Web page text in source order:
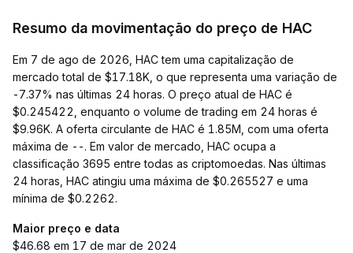
Resumo da movimentação do preço de HAC
Em 7 de ago de 2026, HAC tem uma capitalização de
mercado total de $17.18K, o que representa uma variação de
-7.37% nas últimas 24 horas. O preço atual de HAC é
$0.245422, enquanto o volume de trading em 24 horas é
$9.96K. A oferta circulante de HAC é 1.85M, com uma oferta
máxima de --. Em valor de mercado, HAC ocupa a
classificação 3695 entre todas as criptomoedas. Nas últimas
24 horas, HAC atingiu uma máxima de $0.265527 e uma
mínima de $0.2262.
Maior preço e data
$46.68 em 17 de mar de 2024